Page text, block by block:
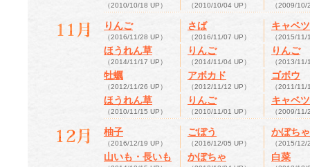
（2010/10/18 UP） （2010/10/04 UP） （2009/10/
りんご
（2016/11/28 UP）
さば
（2016/11/07 UP）
キャベツ
（2015/11/
ほうれん草
（2014/11/17 UP）
りんご
（2014/11/04 UP）
りんご
（2013/11/
牡蠣
（2012/11/26 UP）
アボカド
（2012/11/12 UP）
ゴボウ
（2011/11/
ほうれん草
（2010/11/15 UP）
りんご
（2010/11/01 UP）
キャベツ
（2009/11/
柚子
（2016/12/19 UP）
ごぼう
（2016/12/05 UP）
かぼちゃ
（2015/12/
山いも・長いも かぼちゃ 白菜